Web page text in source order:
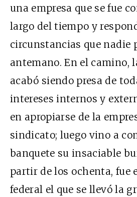
una empresa que se fue
largo del tiempo y
circunstancias que nadie
antemano. En el camino,
acabó siendo presa de
intereses internos y
en apropiarse de la
sindicato; luego vino a
banquete su insaciable
partir de los ochenta, fue
federal el que se llevó la